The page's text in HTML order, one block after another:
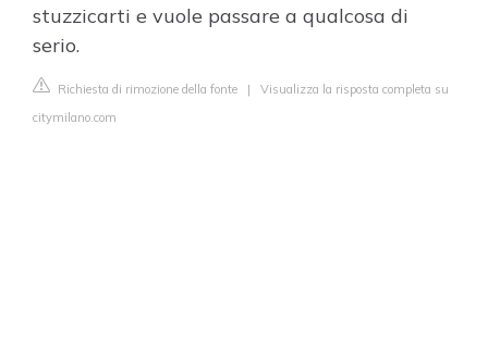
stuzzicarti e vuole passare a qualcosa di
serio.
Richiesta di rimozione della fonte | Visualizza la risposta completa su
citymilano.com